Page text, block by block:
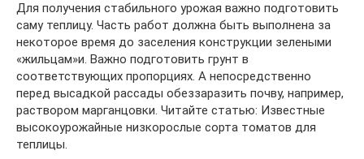
Для получения стабильного урожая важно подготовить
саму теплицу. Часть работ должна быть выполнена за
некоторое время до заселения конструкции зелеными
«жильцам»и. Важно подготовить грунт в
соответствующих пропорциях. А непосредственно
перед высадкой рассады обеззаразить почву, например,
раствором марганцовки. Читайте статью: Известные
высокоурожайные низкорослые сорта томатов для
теплицы.